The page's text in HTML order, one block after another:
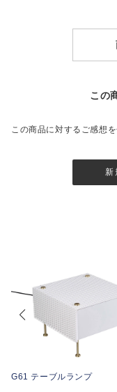
この
この商品に対するご感想
新
G61 テーブルランプ